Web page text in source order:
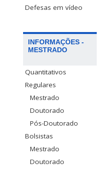
Defesas em vídeo
INFORMAÇÕES -
MESTRADO
Quantitativos
Regulares
Mestrado
Doutorado
Pós-Doutorado
Bolsistas
Mestrado
Doutorado